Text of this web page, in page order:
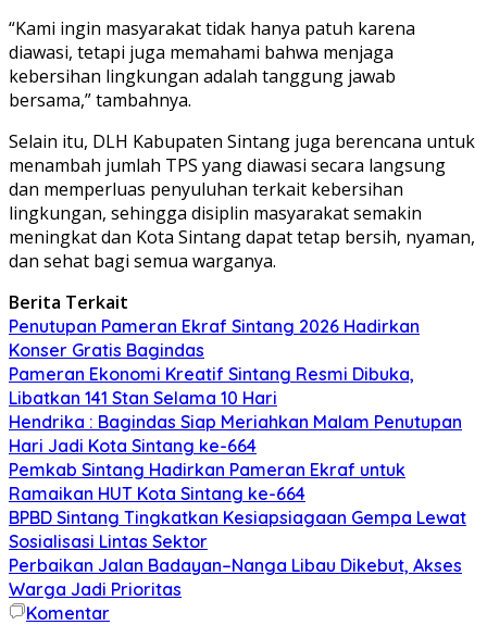
“Kami ingin masyarakat tidak hanya patuh karena
diawasi, tetapi juga memahami bahwa menjaga
kebersihan lingkungan adalah tanggung jawab
bersama,” tambahnya.
Selain itu, DLH Kabupaten Sintang juga berencana untuk
menambah jumlah TPS yang diawasi secara langsung
dan memperluas penyuluhan terkait kebersihan
lingkungan, sehingga disiplin masyarakat semakin
meningkat dan Kota Sintang dapat tetap bersih, nyaman,
dan sehat bagi semua warganya.
Berita Terkait
Penutupan Pameran Ekraf Sintang 2026 Hadirkan
Konser Gratis Bagindas
Pameran Ekonomi Kreatif Sintang Resmi Dibuka,
Libatkan 141 Stan Selama 10 Hari
Hendrika : Bagindas Siap Meriahkan Malam Penutupan
Hari Jadi Kota Sintang ke-664
Pemkab Sintang Hadirkan Pameran Ekraf untuk
Ramaikan HUT Kota Sintang ke-664
BPBD Sintang Tingkatkan Kesiapsiagaan Gempa Lewat
Sosialisasi Lintas Sektor
Perbaikan Jalan Badayan–Nanga Libau Dikebut, Akses
Warga Jadi Prioritas
Komentar